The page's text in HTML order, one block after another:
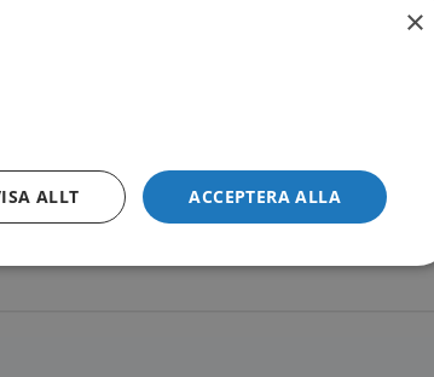
×
ACCEPTERA ALLA
ALLT